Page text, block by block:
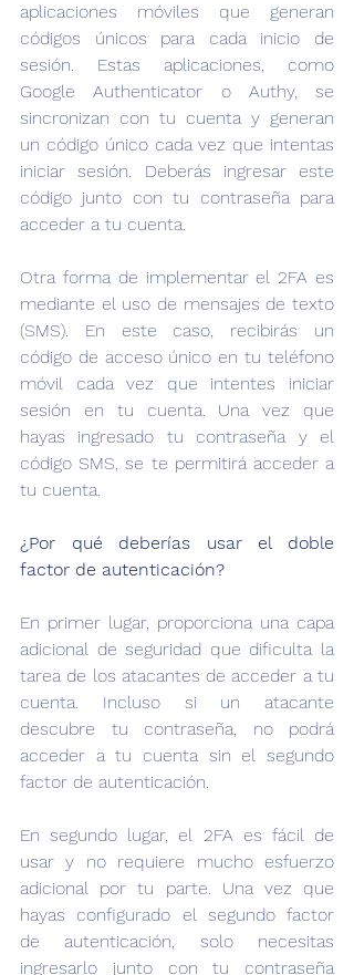
aplicaciones móviles que generan
códigos únicos para cada inicio de
sesión. Estas aplicaciones, como
Google Authenticator o Authy, se
sincronizan con tu cuenta y generan
un código único cada vez que intentas
iniciar sesión. Deberás ingresar este
código junto con tu contraseña para
acceder a tu cuenta.
Otra forma de implementar el 2FA es
mediante el uso de mensajes de texto
(SMS). En este caso, recibirás un
código de acceso único en tu teléfono
móvil cada vez que intentes iniciar
sesión en tu cuenta. Una vez que
hayas ingresado tu contraseña y el
código SMS, se te permitirá acceder a
tu cuenta.
¿Por qué deberías usar el doble
factor de autenticación?
En primer lugar, proporciona una capa
adicional de seguridad que dificulta la
tarea de los atacantes de acceder a tu
cuenta. Incluso si un atacante
descubre tu contraseña, no podrá
acceder a tu cuenta sin el segundo
factor de autenticación.
En segundo lugar, el 2FA es fácil de
usar y no requiere mucho esfuerzo
adicional por tu parte. Una vez que
hayas configurado el segundo factor
de autenticación, solo necesitas
ingresarlo junto con tu contraseña